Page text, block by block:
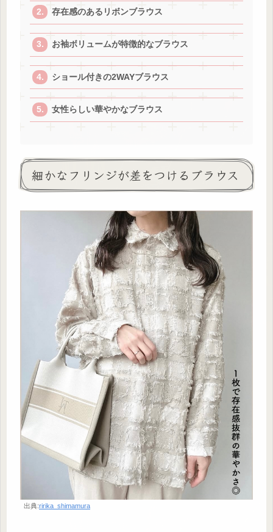
存在感のあるリボンブラウス
お袖ボリュームが特徴的なブラウス
ショール付きの2WAYブラウス
女性らしい華やかなブラウス
細かなフリンジが差をつけるブラウス
出典:ririka_shimamura